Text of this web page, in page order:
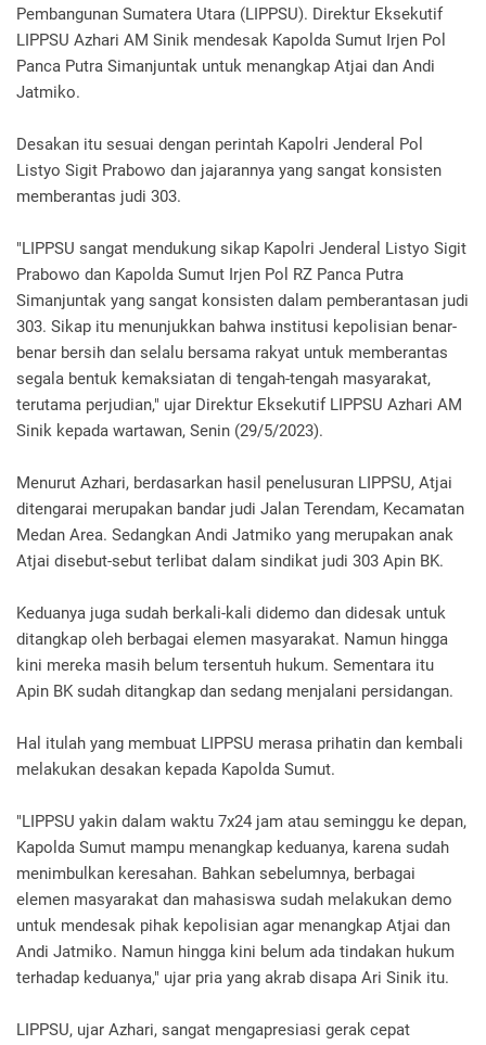
Pembangunan Sumatera Utara (LIPPSU). Direktur Eksekutif
LIPPSU Azhari AM Sinik mendesak Kapolda Sumut Irjen Pol
Panca Putra Simanjuntak untuk menangkap Atjai dan Andi
Jatmiko.
Desakan itu sesuai dengan perintah Kapolri Jenderal Pol
Listyo Sigit Prabowo dan jajarannya yang sangat konsisten
memberantas judi 303.
"LIPPSU sangat mendukung sikap Kapolri Jenderal Listyo Sigit
Prabowo dan Kapolda Sumut Irjen Pol RZ Panca Putra
Simanjuntak yang sangat konsisten dalam pemberantasan judi
303. Sikap itu menunjukkan bahwa institusi kepolisian benar-
benar bersih dan selalu bersama rakyat untuk memberantas
segala bentuk kemaksiatan di tengah-tengah masyarakat,
terutama perjudian," ujar Direktur Eksekutif LIPPSU Azhari AM
Sinik kepada wartawan, Senin (29/5/2023).
Menurut Azhari, berdasarkan hasil penelusuran LIPPSU, Atjai
ditengarai merupakan bandar judi Jalan Terendam, Kecamatan
Medan Area. Sedangkan Andi Jatmiko yang merupakan anak
Atjai disebut-sebut terlibat dalam sindikat judi 303 Apin BK.
Keduanya juga sudah berkali-kali didemo dan didesak untuk
ditangkap oleh berbagai elemen masyarakat. Namun hingga
kini mereka masih belum tersentuh hukum. Sementara itu
Apin BK sudah ditangkap dan sedang menjalani persidangan.
Hal itulah yang membuat LIPPSU merasa prihatin dan kembali
melakukan desakan kepada Kapolda Sumut.
"LIPPSU yakin dalam waktu 7x24 jam atau seminggu ke depan,
Kapolda Sumut mampu menangkap keduanya, karena sudah
menimbulkan keresahan. Bahkan sebelumnya, berbagai
elemen masyarakat dan mahasiswa sudah melakukan demo
untuk mendesak pihak kepolisian agar menangkap Atjai dan
Andi Jatmiko. Namun hingga kini belum ada tindakan hukum
terhadap keduanya," ujar pria yang akrab disapa Ari Sinik itu.
LIPPSU, ujar Azhari, sangat mengapresiasi gerak cepat